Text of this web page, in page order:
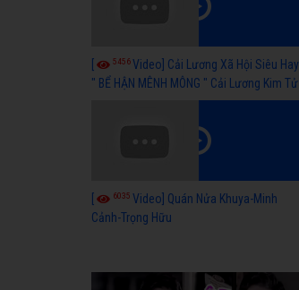
5456Video] Cải Lương Xã Hội Siêu Hay
" BỂ HẬN MÊNH MÔNG " Cải Lương Kim Tử
Long, Thanh Ngân Hay Nhất
6035 Video] Quán Nửa Khuya-Minh
Cảnh-Trọng Hữu